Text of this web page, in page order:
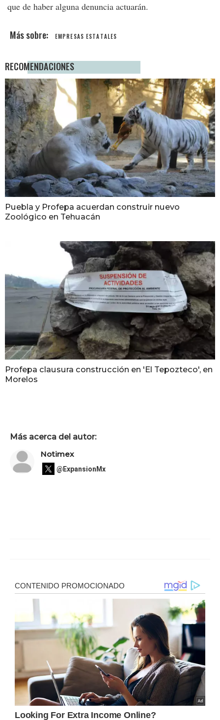
que de haber alguna denuncia actuarán.
EMPRESAS ESTATALES
RECOMENDACIONES
Puebla y Profepa acuerdan construir nuevo
Zoológico en Tehuacán
Profepa clausura construcción en 'El Tepozteco', en
Morelos
Más acerca del autor:
Notimex
@ExpansionMx